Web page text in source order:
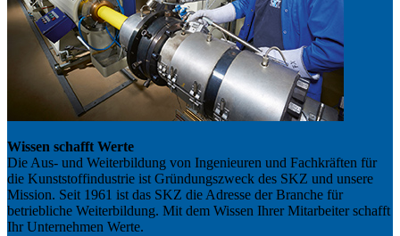
Wissen schafft Werte
Die Aus- und Weiterbildung von Ingenieuren und Fachkräften für
die Kunststoffindustrie ist Gründungszweck des SKZ und unsere
Mission. Seit 1961 ist das SKZ die Adresse der Branche für
betriebliche Weiterbildung. Mit dem Wissen Ihrer Mitarbeiter schafft
Ihr Unternehmen Werte.